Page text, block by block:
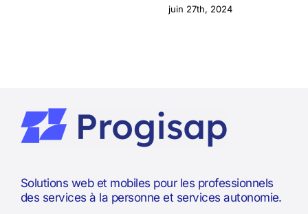
juin 27th, 2024
Solutions web et mobiles pour les professionnels
des services à la personne et services autonomie.